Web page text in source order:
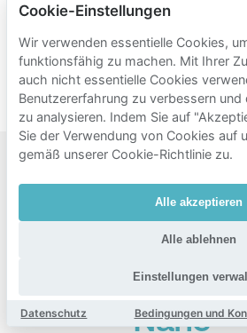
zum
Parken
Nähe
Cookie-Einstellungen
Wir verwenden essentielle Cookies,
funktionsfähig zu machen. Mit Ihrer
auch nicht essentielle Cookies
Benutzererfahrung zu verbessern
zu analysieren. Indem Sie auf
Sie der Verwendung von Cookies auf
gemäß unserer Cookie-Richtlinie zu.
Alle akzeptieren
Alle ablehnen
Einstellungen
Datenschutz Bedingungen und